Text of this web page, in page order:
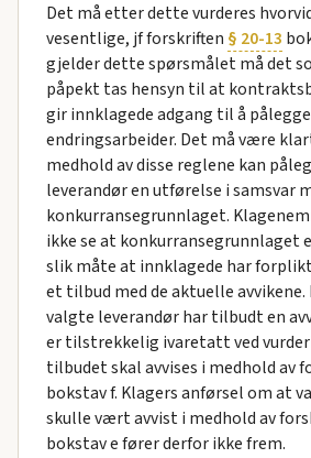
Det må etter dette vurderes
vesentlige, jf forskriften § 20-13
gjelder dette spørsmålet må det
påpekt tas hensyn til at
gir innklagede adgang til å
endringsarbeider. Det må være
medhold av disse reglene kan
leverandør en utførelse i samsvar
konkurransegrunnlaget.
ikke se at konkurransegrunnlaget
slik måte at innklagede har
et tilbud med de aktuelle
valgte leverandør har tilbudt en
er tilstrekkelig ivaretatt ved
tilbudet skal avvises i medhold av
bokstav f. Klagers anførsel om at
skulle vært avvist i medhold av
bokstav e fører derfor ikke frem.